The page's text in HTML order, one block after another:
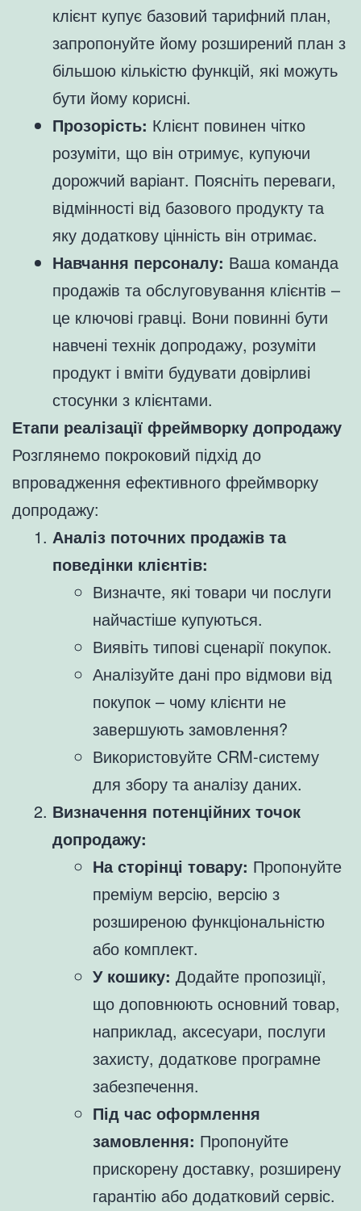
клієнт купує базовий тарифний план,
запропонуйте йому розширений план з
більшою кількістю функцій, які можуть
бути йому корисні.
Прозорість: Клієнт повинен чітко
розуміти, що він отримує, купуючи
дорожчий варіант. Поясніть переваги,
відмінності від базового продукту та
яку додаткову цінність він отримає.
Навчання персоналу: Ваша команда
продажів та обслуговування клієнтів –
це ключові гравці. Вони повинні бути
навчені технік допродажу, розуміти
продукт і вміти будувати довірливі
стосунки з клієнтами.
Етапи реалізації фреймворку допродажу
Розглянемо покроковий підхід до
впровадження ефективного фреймворку
допродажу:
Аналіз поточних продажів та
поведінки клієнтів:
Визначте, які товари чи послуги
найчастіше купуються.
Виявіть типові сценарії покупок.
Аналізуйте дані про відмови від
покупок – чому клієнти не
завершують замовлення?
Використовуйте CRM-систему
для збору та аналізу даних.
Визначення потенційних точок
допродажу:
На сторінці товару: Пропонуйте
преміум версію, версію з
розширеною функціональністю
або комплект.
У кошику: Додайте пропозиції,
що доповнюють основний товар,
наприклад, аксесуари, послуги
захисту, додаткове програмне
забезпечення.
Під час оформлення
замовлення: Пропонуйте
прискорену доставку, розширену
гарантію або додатковий сервіс.